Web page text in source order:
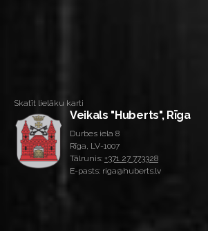
Skatīt lielāku karti
Veikals "Huberts", Rīga
Durbes iela 8
Rīga, LV-1007
Tālrunis: +371 27 773328
E-pasts: riga@huberts.lv